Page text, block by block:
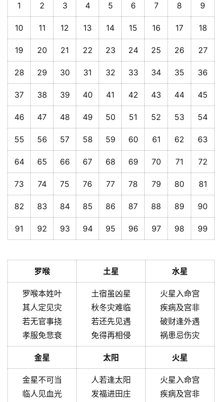
1 2 3 4 5 6 7 8 9
10 11 12 13 14 15 16 17 18
19 20 21 22 23 24 25 26 27
28 29 30 31 32 33 34 35 36
37 38 39 40 41 42 43 44 45
46 47 48 49 50 51 52 53 54
55 56 57 58 59 60 61 62 63
64 65 66 67 68 69 70 71 72
73 74 75 76 77 78 79 80 81
82 83 84 85 86 87 88 89 90
91 92 93 94 95 96 97 98 99
罗喉 土星 水星
罗喉本姓叶
其人定见灾
若无官事挠
孝服免悲衰
土宿虽凶星
秋冬灾难临
若还先见遇
免得再相侵
火星入命宫
疾病及宫非
破财逢外遇
祸患忌伤灾
金星 太阳 火星
金星不可当
临人见血光
人若逢太阳
发福进田庄
火星入命宫
疾病及宫非